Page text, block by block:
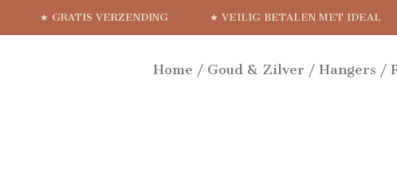
★ GRATIS VERZENDING ★ VEILIG BETALEN MET IDEAL
Home / Goud & Zilver / Hangers /